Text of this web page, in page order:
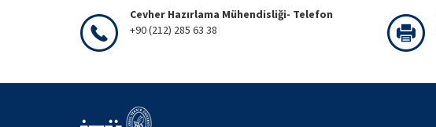
Cevher Hazırlama Mühendisliği- Telefon
+90 (212) 285 63 38